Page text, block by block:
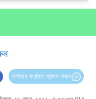
আপনার মতামত প্রদান করুন